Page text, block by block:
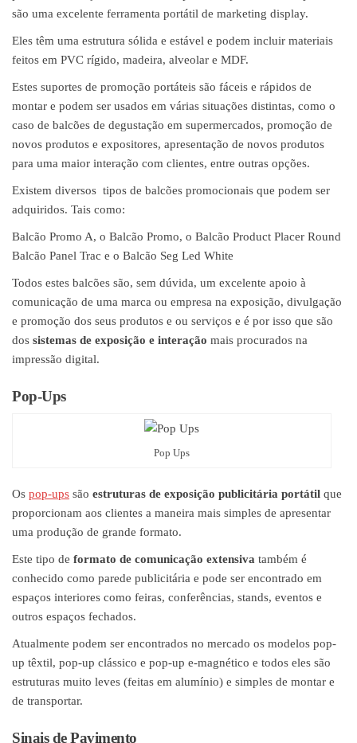
são uma excelente ferramenta portátil de marketing display.
Eles têm uma estrutura sólida e estável e podem incluir materiais
feitos em PVC rígido, madeira, alveolar e MDF.
Estes suportes de promoção portáteis são fáceis e rápidos de
montar e podem ser usados em várias situações distintas, como o
caso de balcões de degustação em supermercados, promoção de
novos produtos e expositores, apresentação de novos produtos
para uma maior interação com clientes, entre outras opções.
Existem diversos tipos de balcões promocionais que podem ser
adquiridos. Tais como:
Balcão Promo A, o Balcão Promo, o Balcão Product Placer Round
Balcão Panel Trac e o Balcão Seg Led White
Todos estes balcões são, sem dúvida, um excelente apoio à
comunicação de uma marca ou empresa na exposição, divulgação
e promoção dos seus produtos e ou serviços e é por isso que são
dos sistemas de exposição e interação mais procurados na
impressão digital.
Pop-Ups
Pop Ups
Os pop-ups são estruturas de exposição publicitária portátil que
proporcionam aos clientes a maneira mais simples de apresentar
uma produção de grande formato.
Este tipo de formato de comunicação extensiva também é
conhecido como parede publicitária e pode ser encontrado em
espaços interiores como feiras, conferências, stands, eventos e
outros espaços fechados.
Atualmente podem ser encontrados no mercado os modelos pop-
up têxtil, pop-up clássico e pop-up e-magnético e todos eles são
estruturas muito leves (feitas em alumínio) e simples de montar e
de transportar.
Sinais de Pavimento